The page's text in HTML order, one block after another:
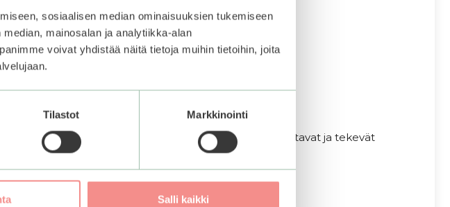
sosiaalisen median ominaisuuksien tukemiseen
mainosalan ja analytiikka-alan
voivat yhdistää näitä tietoja muihin tietoihin, joita
Tilastot Markkinointi
Salli kaikki
Siihen kuuluvat allantoiini ja pantenoli, jotka kosteuttavat ja tekevät
herkkää ihoa.